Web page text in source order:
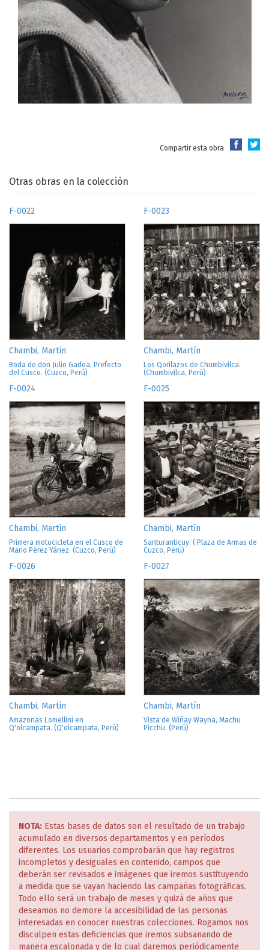
Compartir esta obra
Otras obras en la colección
F-0022
Chambi, Martín
Boda de don Julio Gadea, Prefecto
del Cusco. (Cuzco, Perú)
F-0023
Chambi, Martín
Los Qorilazos de Chumbivilca.
(Chumbivilca, Perú)
F-0024
Chambi, Martín
Primera motocicleta en el Cusco de
Mario Pérez Yánez. (Cuzco, Perú)
F-0025
Chambi, Martín
Santuranticuy. ( Plaza de Armas de
Cuzco, Perú)
F-0026
Chambi, Martín
Amazonas Lomellini en
Q'olcampata. (Q'olcampata, Perú)
F-0027
Chambi, Martín
Vista de Wiñay Wayna, Machu
Picchu. (Perú)
NOTA: Estas bases de datos son el resultado de un trabajo
acumulado en diversos departamentos y en períodos
diferentes. Los usuarios comprobarán que hay registros
incompletos y desiguales en contenido, campos que
deberán ser revisados e imágenes que iremos sustituyendo
a medida que se vayan haciendo las campañas fotográficas.
Todo ello será un trabajo de meses y quizá de años que
deseamos no demore la accesibilidad de las personas
interesadas en conocer nuestras colecciones. Rogamos nos
disculpen estas deficiencias que iremos subsanando de
manera escalonada y de lo cual daremos periódicamente